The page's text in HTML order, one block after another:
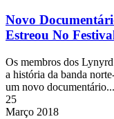
Novo
Estreou No
Os membros dos
a história da banda
um novo documentário...
25
Março 2018